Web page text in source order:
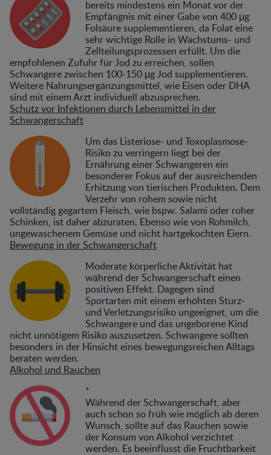
bereits mindestens ein Monat vor der
Empfängnis mit einer Gabe von 400 μg
Folsäure supplementieren, da Folat eine
sehr wichtige Rolle in Wachstums- und
Zellteilungsprozessen erfüllt. Um die
empfohlenen Zufuhr für Jod zu erreichen, sollen
Schwangere zwischen 100-150 μg Jod supplementieren.
Weitere Nahrungsergänzungsmittel, wie Eisen oder DHA
sind mit einem Arzt individuell abzusprechen.
Schutz vor Infektionen durch Lebensmittel in der
Schwangerschaft
Um das Listeriose- und Toxoplasmose-
Risiko zu verringern liegt bei der
Ernährung einer Schwangeren ein
besonderer Fokus auf der ausreichenden
Erhitzung von tierischen Produkten. Dem
Verzehr von rohem sowie nicht
vollständig gegartem Fleisch, wie bspw. Salami oder roher
Schinken, ist daher abzuraten. Ebenso wie von Rohmilch,
ungewaschenem Gemüse und nicht hartgekochten Eiern.
Bewegung in der Schwangerschaft
Moderate körperliche Aktivität hat
während der Schwangerschaft einen
positiven Effekt. Dagegen sind
Sportarten mit einem erhöhten Sturz-
und Verletzungsrisiko ungeeignet, um die
Schwangere und das ungeborene Kind
nicht unnötigem Risiko auszusetzen. Schwangere sollten
besonders in der Hinsicht eines bewegungsreichen Alltags
beraten werden.
Alkohol und Rauchen
*
Während der Schwangerschaft, aber
auch schon so früh wie möglich ab deren
Wunsch, sollte auf das Rauchen sowie
der Konsum von Alkohol verzichtet
werden. Es beeinflusst die Fruchtbarkeit